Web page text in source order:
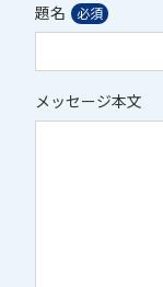
題名
メッセージ本文